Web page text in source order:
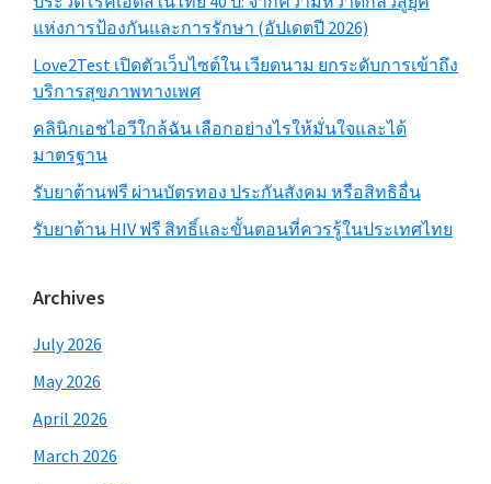
แห่งการป้องกันและการรักษา (อัปเดตปี 2026)
Love2Test เปิดตัวเว็บไซต์ใน เวียดนาม ยกระดับการเข้าถึง
บริการสุขภาพทางเพศ
คลินิกเอชไอวีใกล้ฉัน เลือกอย่างไรให้มั่นใจและได้
มาตรฐาน
รับยาต้านฟรี ผ่านบัตรทอง ประกันสังคม หรือสิทธิอื่น
รับยาต้าน HIV ฟรี สิทธิ์และขั้นตอนที่ควรรู้ในประเทศไทย
Archives
July 2026
May 2026
April 2026
March 2026